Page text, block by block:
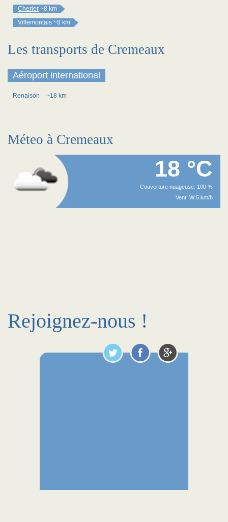
Cherier ~8 km
Villemontais ~8 km
Les transports de Cremeaux
Aéroport international
Renaison ~18 km
Méteo à Cremeaux
18 °C
Couverture nuageuse: 100 %
Vent: W 5 km/h
Rejoignez-nous !